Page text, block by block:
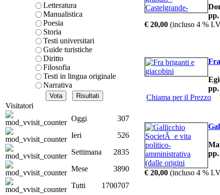
Letteratura
Manualistica
Poesia
Storia
Testi universitari
Guide turistiche
Diritto
Filosofia
Testi in lingua originale
Narrativa
Visitatori
Oggi
307
Ieri
526
Settimana
2835
Mese
3890
Tutti
1700707
pp.
€ 20,00 (incluso 4 %
pp.
Chiama per il Prezzo
pp.
€ 20,00 (incluso 4 %